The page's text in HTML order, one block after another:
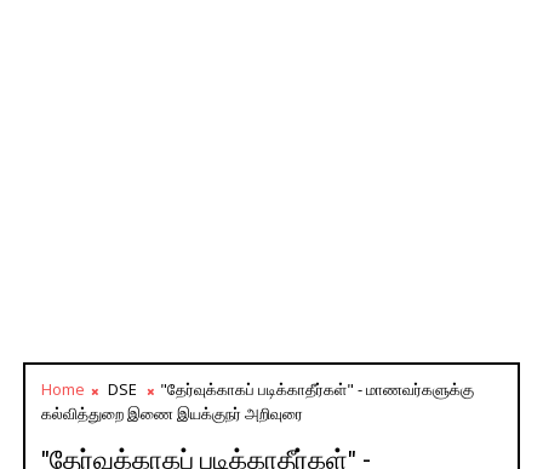
Home DSE
"தேர்வுக்காகப் படிக்காதீர்கள்" - மாணவர்களுக்கு
கல்வித்துறை இணை இயக்குநர் அறிவுரை
"தேர்வுக்காகப் படிக்காதீர்கள்" -